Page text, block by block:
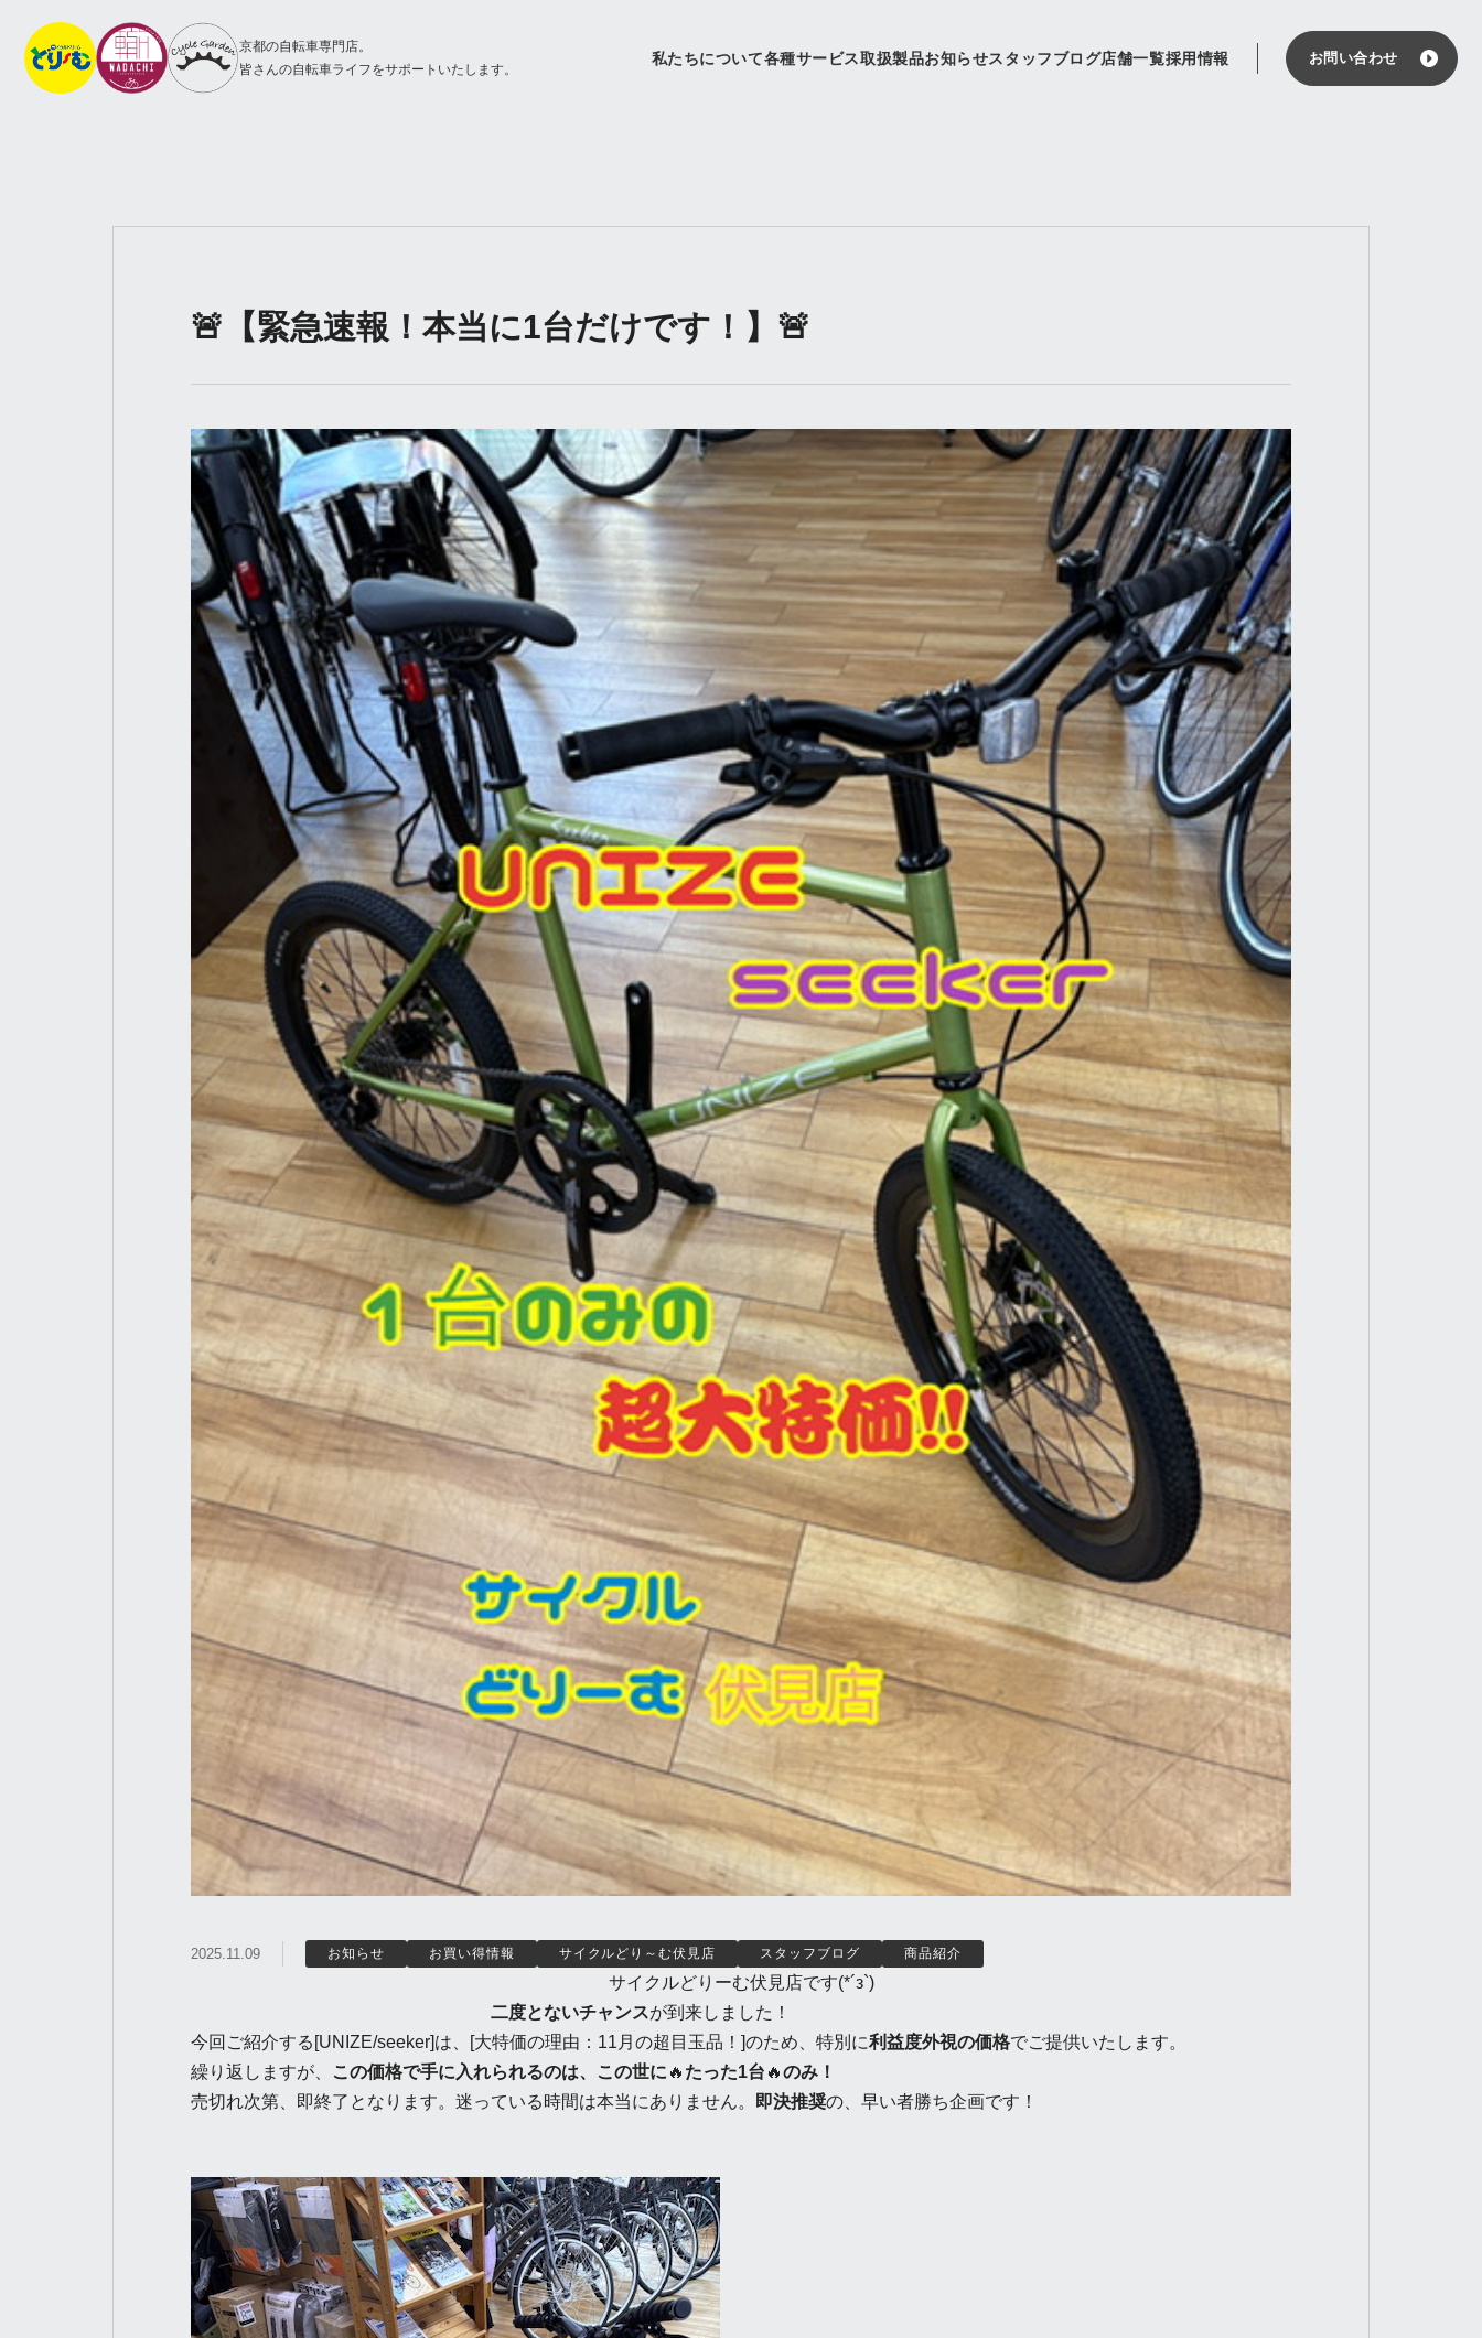
京都の自転車専門店。
皆さんの自転車ライフをサポートいたします。
私たちについて各種サービス取扱製品お知らせスタッフブログ店舗一覧採用情報 お問い合わせ
🚨【緊急速報！本当に1台だけです！】🚨
2025.11.09 お知らせ お買い得情報 サイクルどり～む伏見店 スタッフブログ 商品紹介
サイクルどりーむ伏見店です(*´з`)
二度とないチャンスが到来しました！
今回ご紹介する[UNIZE/seeker]は、[大特価の理由：11月の超目玉品！]のため、特別に利益度外視の価格でご提供いたします。
繰り返しますが、
この価格で手に入れられるのは、この世に 🔥 たった1台 🔥のみ！
売切れ次第、即終了となります。迷っている時間は本当にありません。
即決推奨の、早い者勝ち企画です！